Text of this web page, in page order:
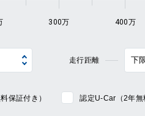
300万 400万
走行距離
保証付き） 認定U-Car（2年無